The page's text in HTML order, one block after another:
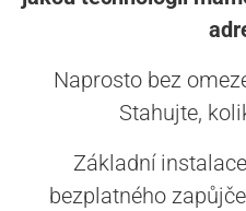
Naprosto bez
Stahujte,
Základní
bezplatného